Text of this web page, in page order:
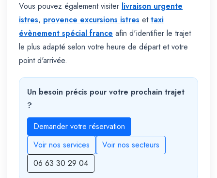
Vous pouvez également visiter livraison urgente
istres, provence excursions istres ettaxi
évènement spécial france afin d'identifier le trajet
le plus adapté selon votre heure de départ et votre
point d'arrivée.
Un besoin précis pour votre prochain trajet
?
Demander votre réservation
Voir nos services
Voir nos secteurs
06 63 30 29 04